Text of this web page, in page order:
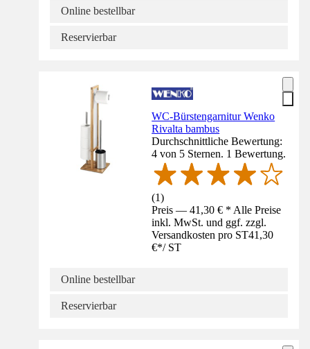
Online bestellbar
Reservierbar
WC-Bürstengarnitur Wenko
Rivalta bambus
Durchschnittliche Bewertung:
4 von 5 Sternen. 1 Bewertung.
(1)
Preis — 41,30 € * Alle Preise
inkl. MwSt. und ggf. zzgl.
Versandkosten pro ST41,30
€*/ ST
Online bestellbar
Reservierbar